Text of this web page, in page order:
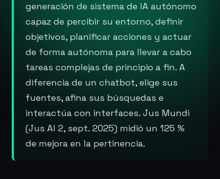
generación de sistema de IA autónomo
capaz de percibir su entorno, definir
objetivos, planificar acciones y actuar
de forma autónoma para llevar a cabo
tareas complejas de principio a fin. A
diferencia de un chatbot, elige sus
fuentes, afina sus búsquedas e
interactúa con interfaces. Jus Mundi
(Jus AI 2, sept. 2025) midió un 125 %
de mejora en la pertinencia.